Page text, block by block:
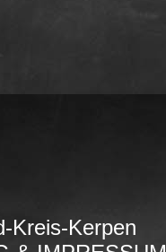
Kreis-Kerpen